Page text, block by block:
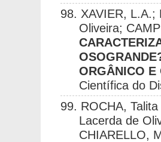
98. XAVIER, L.A.;
Oliveira;
ORGÂNICO E
Científica do
99. ROCHA,
Lacerda de
CHIARELLO,